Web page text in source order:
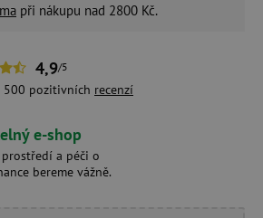
při nákupu nad 2800 Kč.
4,9/5
500 pozitivních recenzí
e-shop
a péči o
bereme vážně.